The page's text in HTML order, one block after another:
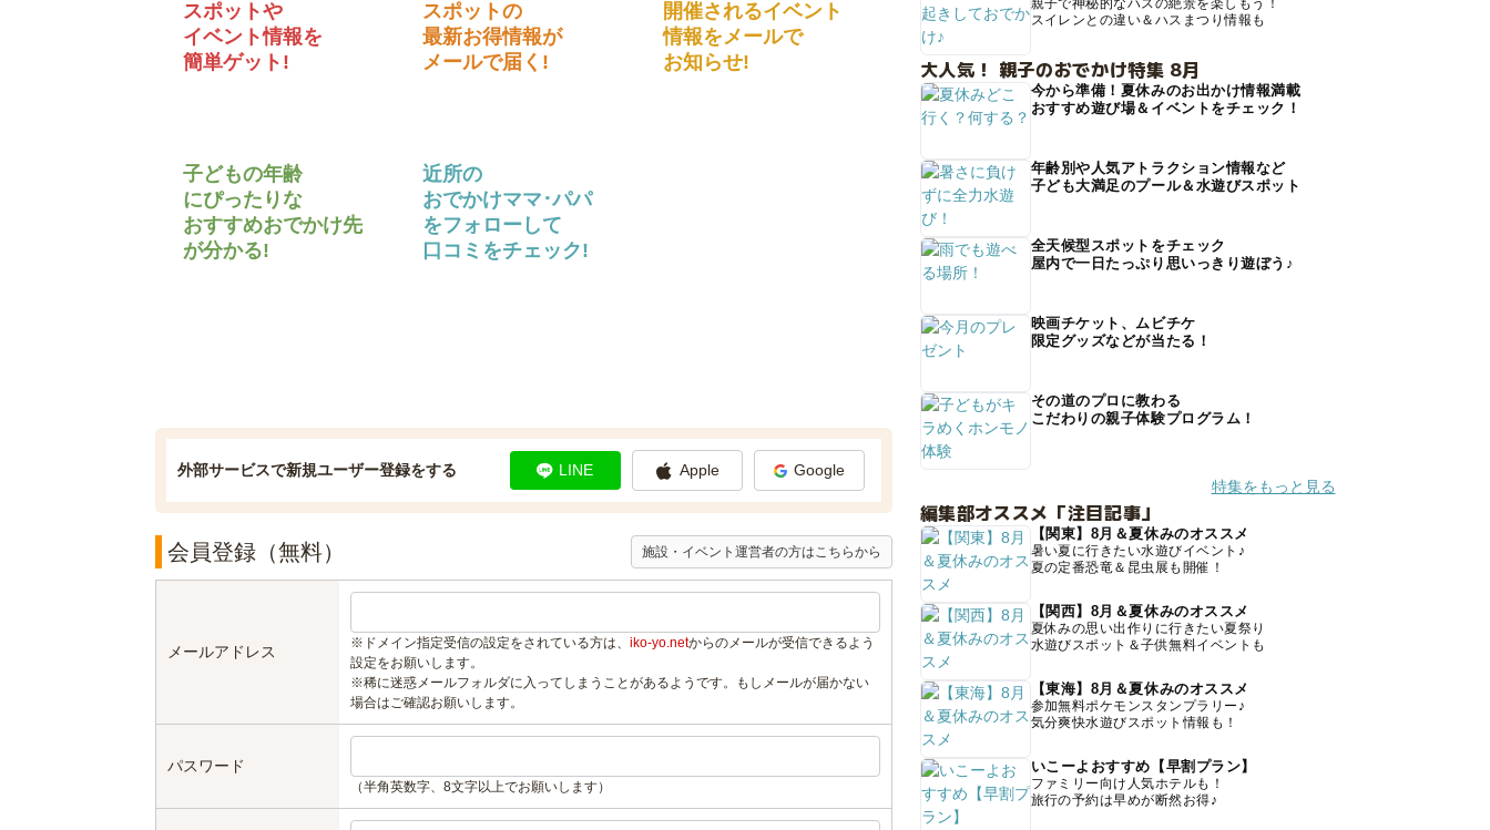
スポットや
イベント情報を
簡単ゲット!
スポットの
最新お得情報が
メールで届く!
開催されるイベント
情報をメールで
お知らせ!
子どもの年齢
にぴったりな
おすすめおでかけ先
が分かる!
近所の
おでかけママ･パパ
をフォローして
口コミをチェック!
外部サービスで新規ユーザー登録をする LINE Apple Google
会員登録（無料） 施設・イベント運営者の方はこちらから
メールアドレス ※ドメイン指定受信の設定をされている方は、 iko-yo.netからのメールが受信できるよう
設定をお願いします。
※稀に迷惑メールフォルダに入ってしまうことがあるようです。もしメールが届かない
場合はご確認お願いします。
パスワード
（半角英数字、8文字以上でお願いします）
親子で神秘的なハスの絶景を楽しもう！
スイレンとの違い＆ハスまつり情報も
大人気！ 親子のおでかけ特集 8月
今から準備！夏休みのお出かけ情報満載
おすすめ遊び場＆イベントをチェック！
年齢別や人気アトラクション情報など
子ども大満足のプール＆水遊びスポット
全天候型スポットをチェック
屋内で一日たっぷり思いっきり遊ぼう♪
映画チケット、ムビチケ
限定グッズなどが当たる！
その道のプロに教わる
こだわりの親子体験プログラム！
特集をもっと見る
編集部オススメ「注目記事」
【関東】8月＆夏休みのオススメ
暑い夏に行きたい水遊びイベント♪
夏の定番恐竜＆昆虫展も開催！
【関西】8月＆夏休みのオススメ
夏休みの思い出作りに行きたい夏祭り
水遊びスポット＆子供無料イベントも
【東海】8月＆夏休みのオススメ
参加無料ポケモンスタンプラリー♪
気分爽快水遊びスポット情報も！
いこーよおすすめ【早割プラン】
ファミリー向け人気ホテルも！
旅行の予約は早めが断然お得♪